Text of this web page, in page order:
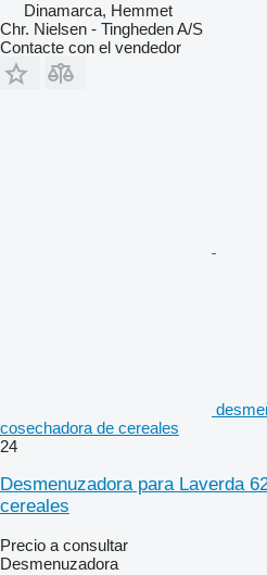
Dinamarca, Hemmet
Chr. Nielsen - Tingheden A/S
Contacte con el vendedor
cosechadora de cereales
24
Desmenuzadora para Laverda
cereales
Precio a consultar
Desmenuzadora